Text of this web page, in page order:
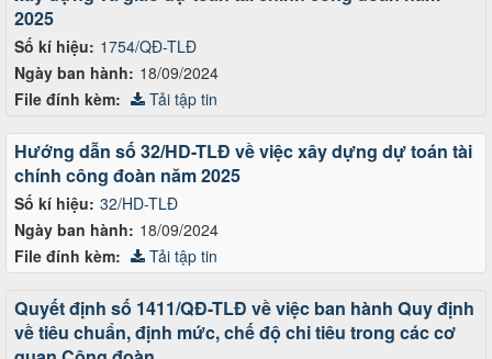
Số kí hiệu: 1754/QĐ-TLĐ
Ngày ban hành: 18/09/2024
2025
File đính kèm: Tải tập tin
Số kí hiệu: 32/HD-TLĐ
Ngày ban hành: 18/09/2024
Hướng dẫn số 32/HD-TLĐ về việc xây dựng dự toán tài
chính công đoàn năm 2025
File đính kèm: Tải tập tin
Quyết định số 1411/QĐ-TLĐ về việc ban hành Quy định
về tiêu chuẩn, định mức, chế độ chi tiêu trong các cơ